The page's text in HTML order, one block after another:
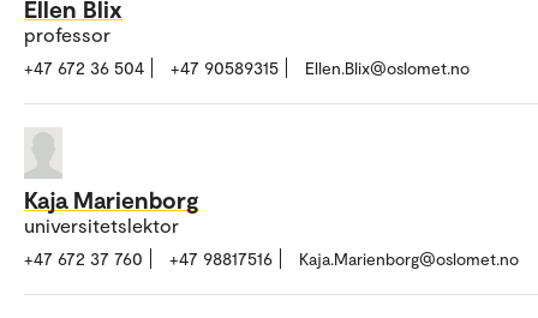
Ellen Blix
professor
+47 672 36 504 +47 90589315 Ellen.Blix@oslomet.no
Kaja Marienborg
universitetslektor
+47 672 37 760 +47 98817516 Kaja.Marienborg@oslomet.no